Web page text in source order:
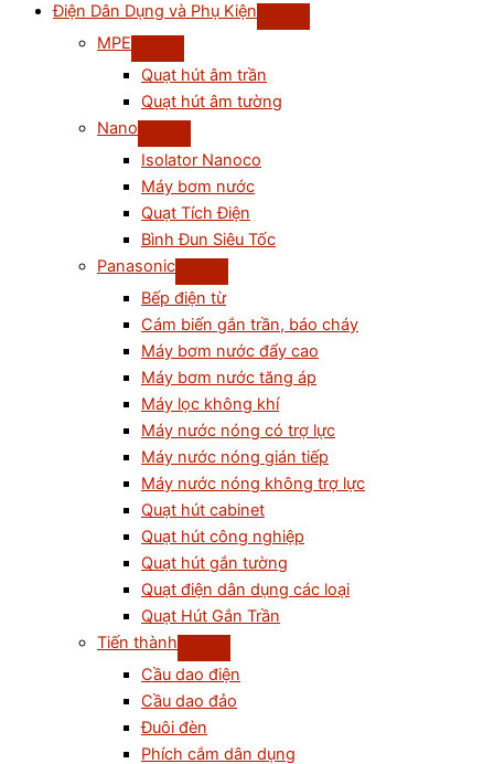
Điện Dân Dụng và Phụ Kiện
MPE
Quạt hút âm trần
Quạt hút âm tường
Nano
Isolator Nanoco
Máy bơm nước
Quạt Tích Điện
Bình Đun Siêu Tốc
Panasonic
Bếp điện từ
Cám biến gắn trần, báo cháy
Máy bơm nước đẩy cao
Máy bơm nước tăng áp
Máy lọc không khí
Máy nước nóng có trợ lực
Máy nước nóng gián tiếp
Máy nước nóng không trợ lực
Quạt hút cabinet
Quạt hút công nghiệp
Quạt hút gắn tường
Quạt điện dân dụng các loại
Quạt Hút Gắn Trần
Tiến thành
Cầu dao điện
Cầu dao đảo
Đuôi đèn
Phích cắm dân dụng